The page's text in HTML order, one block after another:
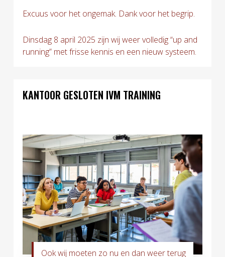
Excuus voor het ongemak. Dank voor het begrip.
Dinsdag 8 april 2025 zijn wij weer volledig “up and
running” met frisse kennis en een nieuw systeem.
KANTOOR GESLOTEN IVM TRAINING
Ook wij moeten zo nu en dan weer terug